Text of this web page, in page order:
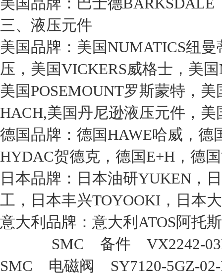
三、液压元件
美国品牌：美国NUMATICS纽
压，美国VICKERS威格士，美
美国POSEMOUNT罗斯蒙特，
HACH,美国丹尼逊液压元件，美
德国品牌：德国HAWE哈威，德
HYDAC贺德克，德国E+H，德
日本品牌：日本油研YUKEN，
工，日本丰兴TOYOOKI，日本
意大利品牌：意大利ATOS阿托斯
SMC 备件 VX2242-
SMC 电磁阀 SY7120-5GZ-